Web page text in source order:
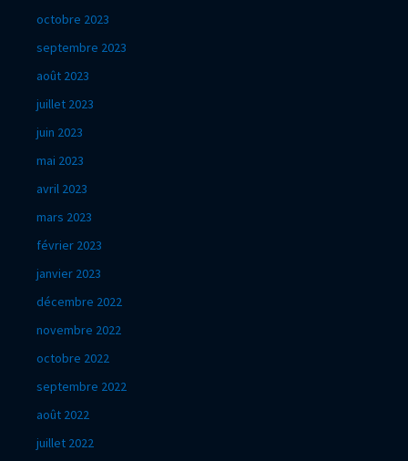
octobre 2023
septembre 2023
août 2023
juillet 2023
juin 2023
mai 2023
avril 2023
mars 2023
février 2023
janvier 2023
décembre 2022
novembre 2022
octobre 2022
septembre 2022
août 2022
juillet 2022